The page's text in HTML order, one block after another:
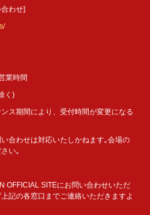
わせ]
業時間
く)
ス期間により、受付時間が変更になる
合わせは対応いたしかねます｡会場の
い｡
OFFICIAL SITEにお問い合わせいただ
記の各窓口までご連絡いただきますよ